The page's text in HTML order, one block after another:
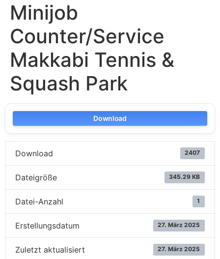
Minijob
Counter/Service
Makkabi Tennis &
Squash Park
Download
Download 2407
Dateigröße 345.29 KB
Datei-Anzahl 1
Erstellungsdatum 27. März 2025
Zuletzt aktualisiert 27. März 2025